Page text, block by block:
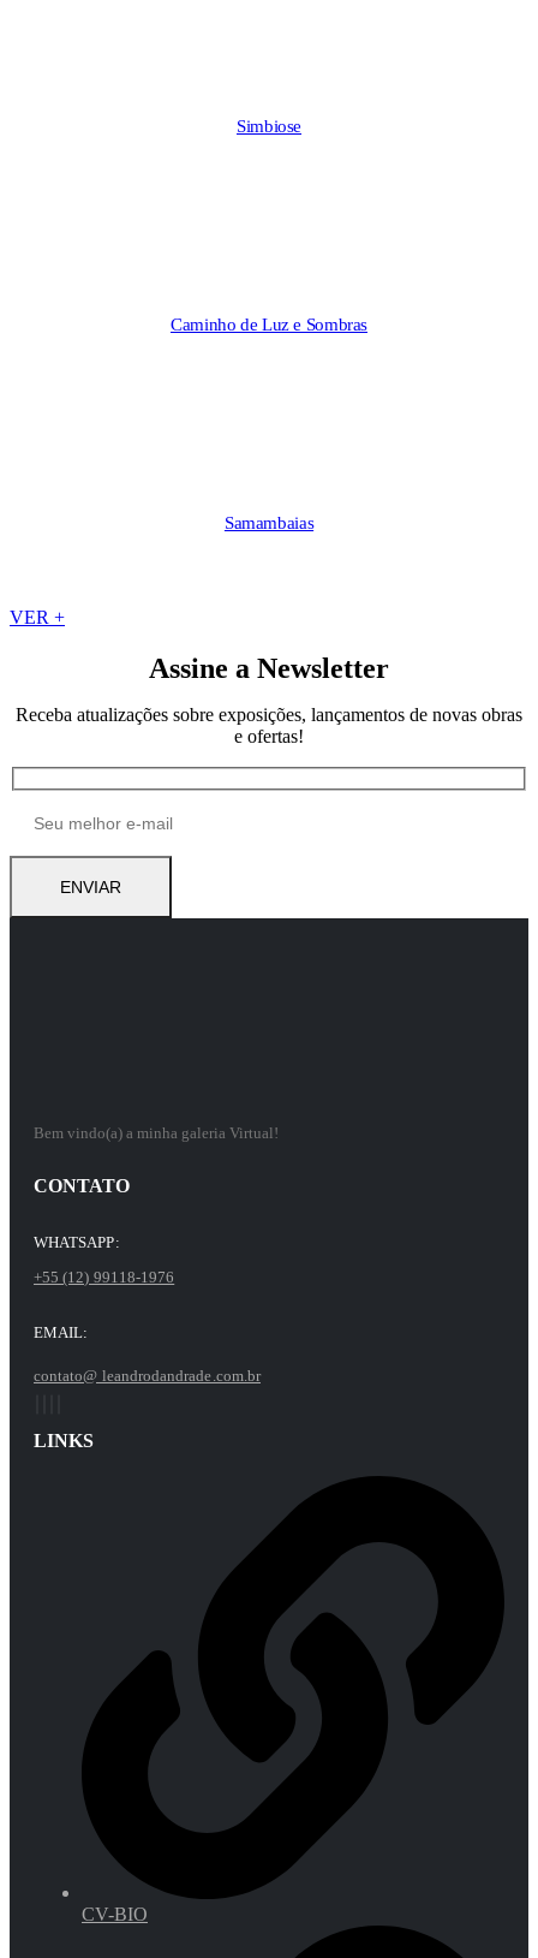
Simbiose
Caminho de Luz e Sombras
Samambaias
VER +
Assine a Newsletter
Receba atualizações sobre exposições, lançamentos de novas obras
e ofertas!
Bem vindo(a) a minha galeria Virtual!
CONTATO
WHATSAPP:
+55 (12) 99118-1976
EMAIL:
contato@ leandrodandrade.com.br
LINKS
CV-BIO